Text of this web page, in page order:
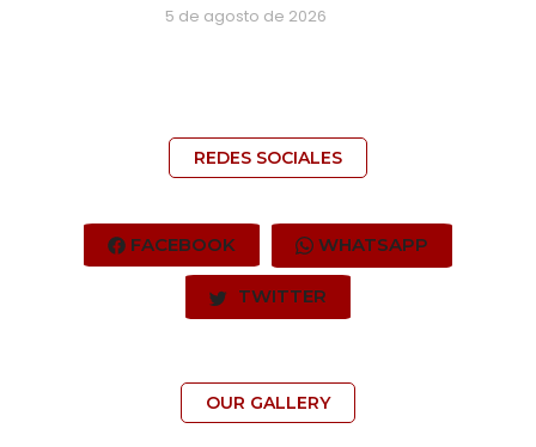
5 de agosto de 2026
REDES SOCIALES
FACEBOOK WHATSAPP
TWITTER
OUR GALLERY